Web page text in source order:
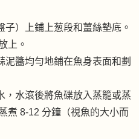
子）上鋪上葱段和薑絲墊底。
上。
泥醬均勻地鋪在魚身表面和劃
，水滾後將魚碟放入蒸籠或蒸
煮 8-12 分鐘（視魚的大小而